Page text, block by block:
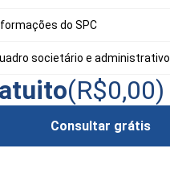
do SPC
societário e administrativo
(R$0,00)
Consultar grátis